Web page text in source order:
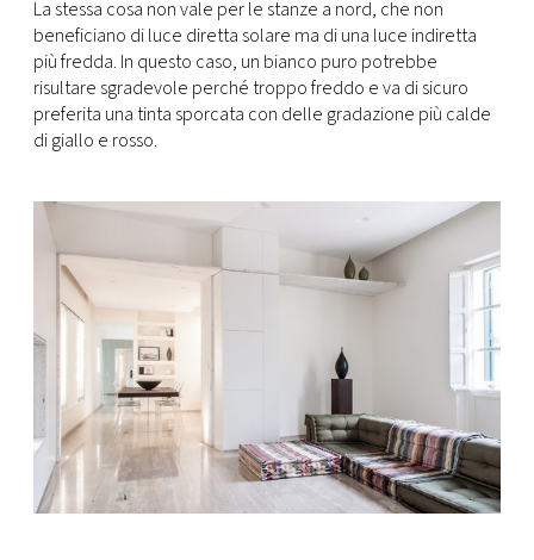
La stessa cosa non vale per le stanze a nord, che non
beneficiano di luce diretta solare ma di una luce indiretta
più fredda. In questo caso, un bianco puro potrebbe
risultare sgradevole perché troppo freddo e va di sicuro
preferita una tinta sporcata con delle gradazione più calde
di giallo e rosso.